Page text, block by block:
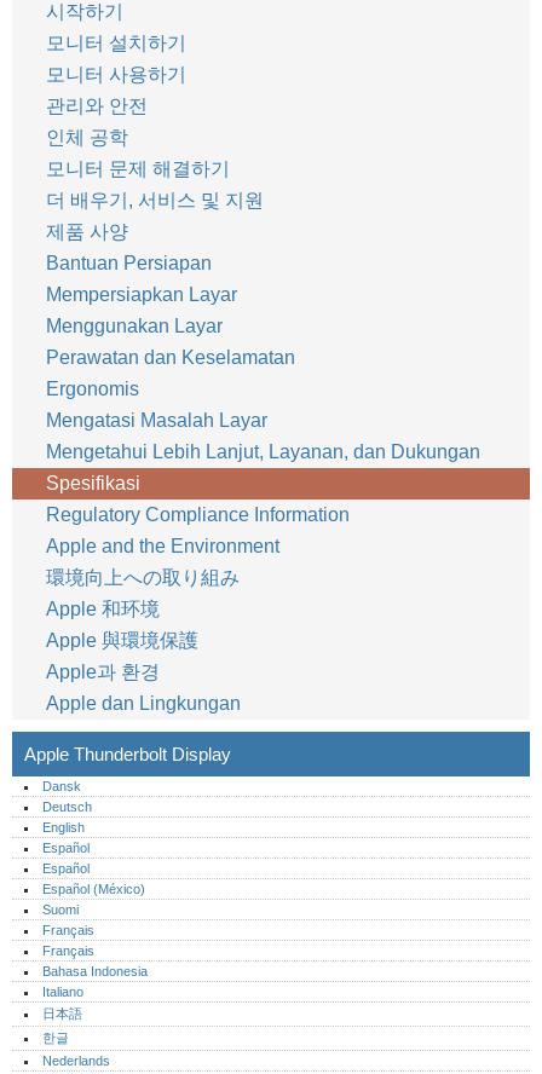
시작하기
모니터 설치하기
모니터 사용하기
관리와 안전
인체 공학
모니터 문제 해결하기
더 배우기, 서비스 및 지원
제품 사양
Bantuan Persiapan
Mempersiapkan Layar
Menggunakan Layar
Perawatan dan Keselamatan
Ergonomis
Mengatasi Masalah Layar
Mengetahui Lebih Lanjut, Layanan, dan Dukungan
Spesifikasi
Regulatory Compliance Information
Apple and the Environment
環境向上への取り組み
Apple 和环境
Apple 與環境保護
Apple과 환경
Apple dan Lingkungan
Apple Thunderbolt Display
Dansk
Deutsch
English
Español
Español
Español (México)‎
Suomi
Français
Français
Bahasa Indonesia
Italiano
日本語
한글
Nederlands